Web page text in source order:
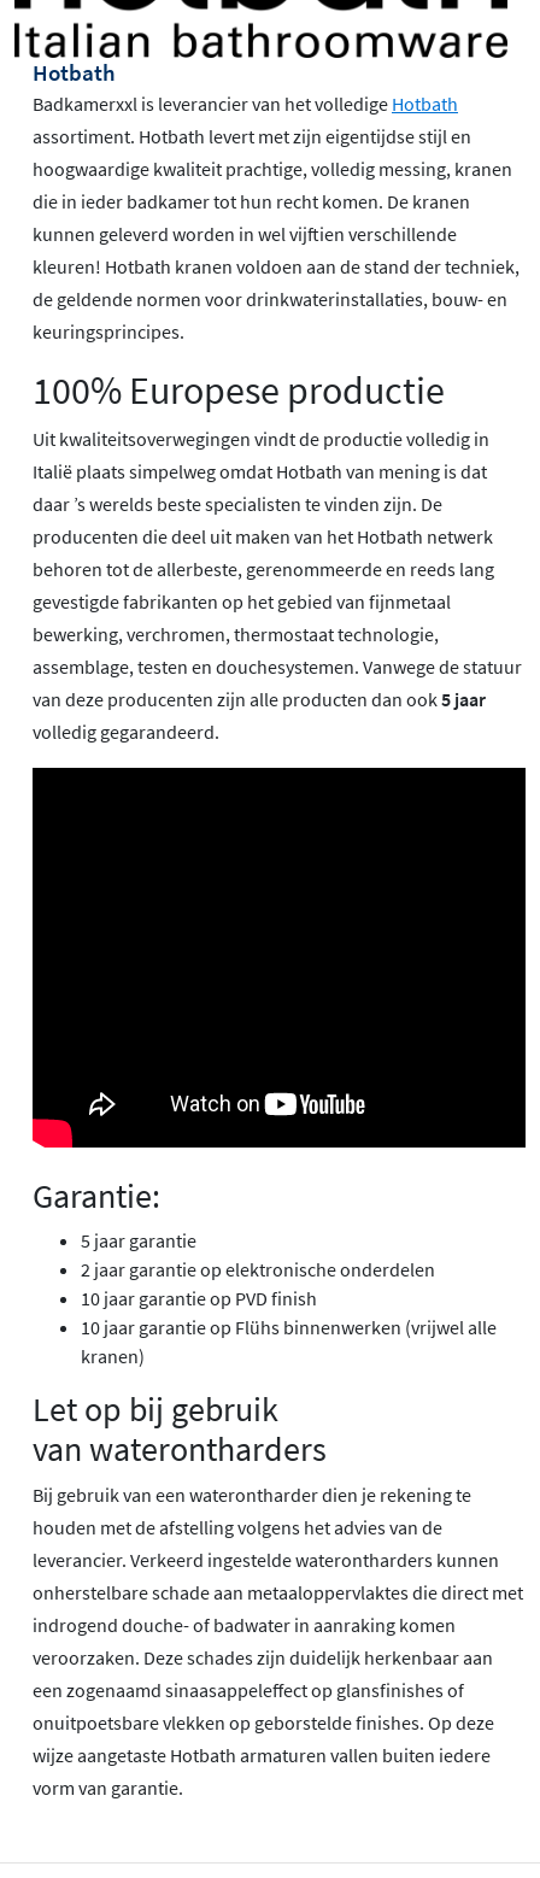
Hotbath
Badkamerxxl is leverancier van het volledige Hotbath
assortiment. Hotbath levert met zijn eigentijdse stijl en
hoogwaardige kwaliteit prachtige, volledig messing, kranen
die in ieder badkamer tot hun recht komen. De kranen
kunnen geleverd worden in wel vijftien verschillende
kleuren! Hotbath kranen voldoen aan de stand der techniek,
de geldende normen voor drinkwaterinstallaties, bouw- en
keuringsprincipes.
100% Europese productie
Uit kwaliteitsoverwegingen vindt de productie volledig in
Italië plaats simpelweg omdat Hotbath van mening is dat
daar ’s werelds beste specialisten te vinden zijn. De
producenten die deel uit maken van het Hotbath netwerk
behoren tot de allerbeste, gerenommeerde en reeds lang
gevestigde fabrikanten op het gebied van fijnmetaal
bewerking, verchromen, thermostaat technologie,
assemblage, testen en douchesystemen. Vanwege de statuur
van deze producenten zijn alle producten dan ook5 jaar
volledig gegarandeerd.
Garantie:
5 jaar garantie
2 jaar garantie op elektronische onderdelen
10 jaar garantie op PVD finish
10 jaar garantie op Flühs binnenwerken (vrijwel alle
kranen)
Let op bij gebruik
van waterontharders
Bij gebruik van een waterontharder dien je rekening te
houden met de afstelling volgens het advies van de
leverancier. Verkeerd ingestelde waterontharders kunnen
onherstelbare schade aan metaaloppervlaktes die direct met
indrogend douche- of badwater in aanraking komen
veroorzaken. Deze schades zijn duidelijk herkenbaar aan
een zogenaamd sinaasappeleffect op glansfinishes of
onuitpoetsbare vlekken op geborstelde finishes. Op deze
wijze aangetaste Hotbath armaturen vallen buiten iedere
vorm van garantie.